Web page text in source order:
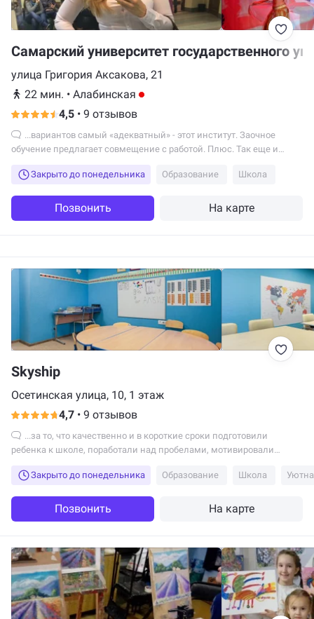
Самарский университет государственного
улица Григория Аксакова, 21
22 мин. • Алабинская
4,5 • 9 отзывов
обучение предлагает совмещение с работой. Плюс. Так еще и
Закрыто до понедельника
Образование Школа
Позвонить На карте
Skyship
Осетинская улица, 10, 1 этаж
4,7 • 9 отзывов
ребенка к школе, поработали над пробелами, мотивировали
Закрыто до понедельника
Образование Школа
Позвонить На карте